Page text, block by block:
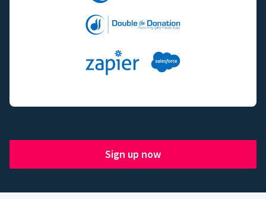
Sign up now